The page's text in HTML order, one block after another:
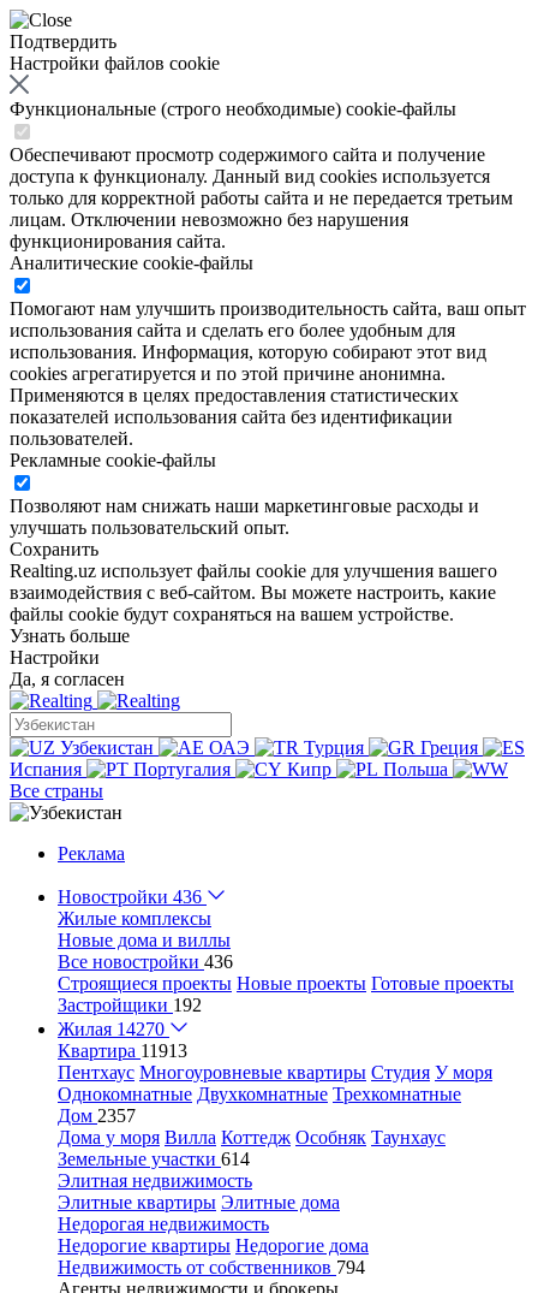
Подтвердить
Настройки файлов cookie
Функциональные (строго необходимые) cookie-файлы
Обеспечивают просмотр содержимого сайта и получение
доступа к функционалу. Данный вид cookies используется
только для корректной работы сайта и не передается третьим
лицам. Отключении невозможно без нарушения
функционирования сайта.
Аналитические cookie-файлы
Помогают нам улучшить производительность сайта, ваш опыт
использования сайта и сделать его более удобным для
использования. Информация, которую собирают этот вид
cookies агрегатируется и по этой причине анонимна.
Применяются в целях предоставления статистических
показателей использования сайта без идентификации
пользователей.
Рекламные cookie-файлы
Позволяют нам снижать наши маркетинговые расходы и
улучшать пользовательский опыт.
Сохранить
Realting.uz использует файлы cookie для улучшения вашего
взаимодействия с веб-сайтом. Вы можете настроить, какие
файлы cookie будут сохраняться на вашем устройстве.
Узнать больше
Настройки
Да, я согласен
Узбекистан ОАЭ Турция
Греция
Испания
Португалия Кипр
Польша
Все страны
Реклама
Новостройки 436
Жилые комплексы
Новые дома и виллы
Все новостройки 436
Строящиеся проекты Новые проекты Готовые проекты
Застройщики 192
Жилая 14270
Квартира 11913
Пентхаус Многоуровневые квартиры Студия У моря
Однокомнатные Двухкомнатные Трехкомнатные
Дом 2357
Дома у моря Вилла Коттедж Особняк Таунхаус
Земельные участки 614
Элитная недвижимость
Элитные квартиры Элитные дома
Недорогая недвижимость
Недорогие квартиры Недорогие дома
Недвижимость от собственников 794
Агенты недвижимости и брокеры